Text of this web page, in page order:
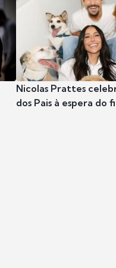
Nicolas Prattes
dos Pais à espera do